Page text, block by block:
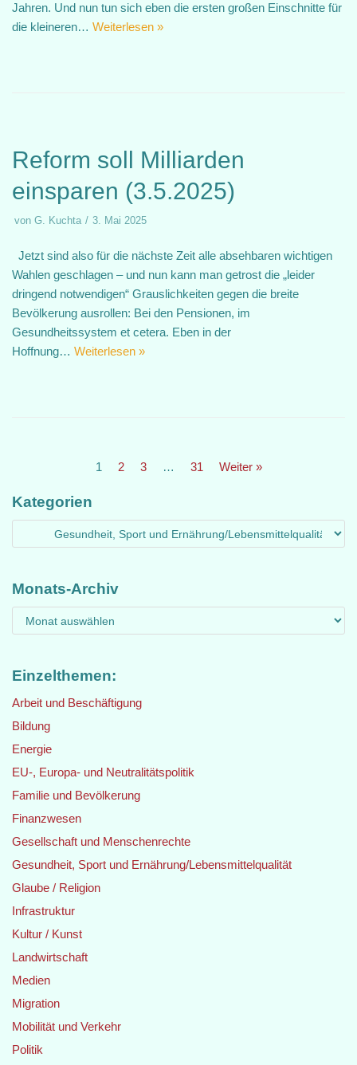
Jahren. Und nun tun sich eben die ersten großen Einschnitte für
die kleineren… Weiterlesen »
Reform soll Milliarden
einsparen (3.5.2025)
von G. Kuchta 3. Mai 2025
Jetzt sind also für die nächste Zeit alle absehbaren wichtigen
Wahlen geschlagen – und nun kann man getrost die „leider
dringend notwendigen“ Grauslichkeiten gegen die breite
Bevölkerung ausrollen: Bei den Pensionen, im
Gesundheitssystem et cetera. Eben in der
Hoffnung… Weiterlesen »
1 2 3 … 31 Weiter »
Kategorien
Monats-Archiv
Einzelthemen:
Arbeit und Beschäftigung
Bildung
Energie
EU-, Europa- und Neutralitätspolitik
Familie und Bevölkerung
Finanzwesen
Gesellschaft und Menschenrechte
Gesundheit, Sport und Ernährung/Lebensmittelqualität
Glaube / Religion
Infrastruktur
Kultur / Kunst
Landwirtschaft
Medien
Migration
Mobilität und Verkehr
Politik